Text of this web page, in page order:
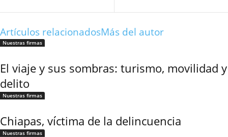
Twitter
Artículos relacionadosMás del autor
Nuestras firmas
El viaje y sus sombras: turismo, movilidad y
delito
Nuestras firmas
Chiapas, víctima de la delincuencia
Nuestras firmas